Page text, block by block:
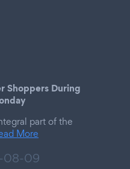
Shoppers During
part of the
More
08-09